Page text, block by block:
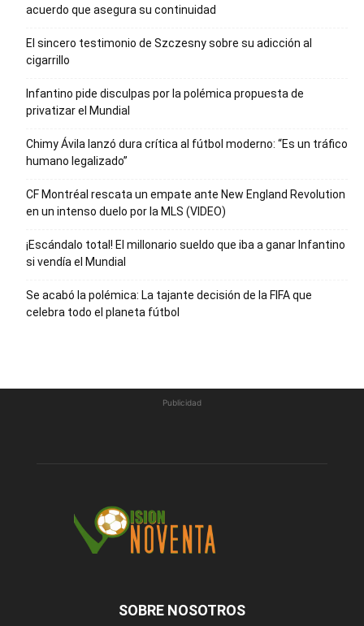
acuerdo que asegura su continuidad
El sincero testimonio de Szczesny sobre su adicción al
cigarrillo
Infantino pide disculpas por la polémica propuesta de
privatizar el Mundial
Chimy Ávila lanzó dura crítica al fútbol moderno: “Es un tráfico
humano legalizado”
CF Montréal rescata un empate ante New England Revolution
en un intenso duelo por la MLS (VIDEO)
¡Escándalo total! El millonario sueldo que iba a ganar Infantino
si vendía el Mundial
Se acabó la polémica: La tajante decisión de la FIFA que
celebra todo el planeta fútbol
Publicidad
SOBRE NOSOTROS